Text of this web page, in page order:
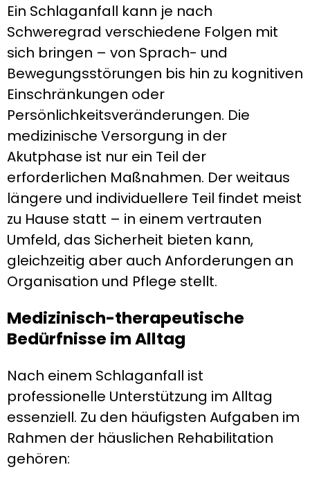
Ein Schlaganfall kann je nach
Schweregrad verschiedene Folgen mit
sich bringen – von Sprach- und
Bewegungsstörungen bis hin zu kognitiven
Einschränkungen oder
Persönlichkeitsveränderungen. Die
medizinische Versorgung in der
Akutphase ist nur ein Teil der
erforderlichen Maßnahmen. Der weitaus
längere und individuellere Teil findet meist
zu Hause statt – in einem vertrauten
Umfeld, das Sicherheit bieten kann,
gleichzeitig aber auch Anforderungen an
Organisation und Pflege stellt.
Medizinisch-therapeutische
Bedürfnisse im Alltag
Nach einem Schlaganfall ist
professionelle Unterstützung im Alltag
essenziell. Zu den häufigsten Aufgaben im
Rahmen der häuslichen Rehabilitation
gehören: